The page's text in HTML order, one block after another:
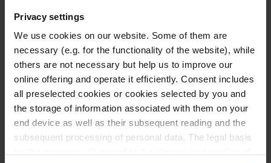
Privacy settings
We use cookies on our website. Some of them are
necessary (e.g. for the functionality of the website), while
others are not necessary but help us to improve our
online offering and operate it efficiently. Consent includes
all preselected cookies or cookies selected by you and
the storage of information associated with them on your
end device as well as their subsequent reading and the
subsequent processing of personal data. The legal basis
Reisen
Tier des Monats
Vogel der Woche
Vogel des Jahres
Vogelwelt
Neueste Beiträge
Können Vögel träumen?
Wer schon einmal einen schlafenden Hund mit zuckenden Pfoten
oder einen Vogel mit geschlossenen Augen beobachtet hat, hat sich
vielleicht gefragt: Träumen Tiere eigentlich?